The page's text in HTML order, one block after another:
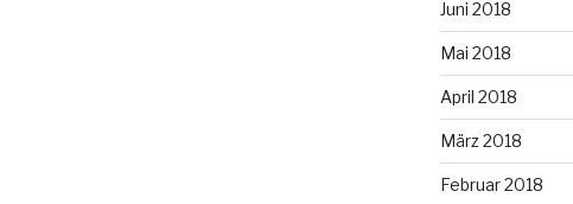
Juni 2018
Mai 2018
April 2018
März 2018
Februar 2018